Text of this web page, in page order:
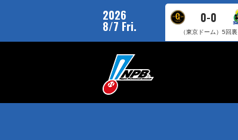
2026
8/7 Fri.
0-0
（東京ドーム） 5回裏